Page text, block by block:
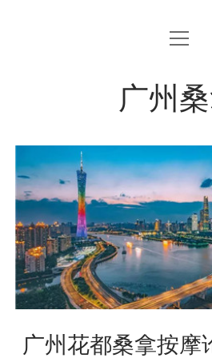
open
menu
广州
广州花都桑拿按摩